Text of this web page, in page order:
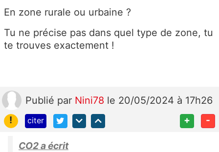
En zone rurale ou urbaine ?
Tu ne précise pas dans quel type de zone, tu
te trouves exactement !
Publié par Nini78 le 20/05/2024 à 17h26
!
citer + -
CO2 a écrit